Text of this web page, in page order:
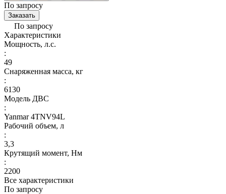
По запросу
Заказать
По запросу
Характеристики
Мощность, л.с.
:
49
Снаряженная масса, кг
:
6130
Модель ДВС
:
Yanmar 4TNV94L
Рабочий объем, л
:
3,3
Крутящий момент, Нм
:
2200
Все характеристики
По запросу